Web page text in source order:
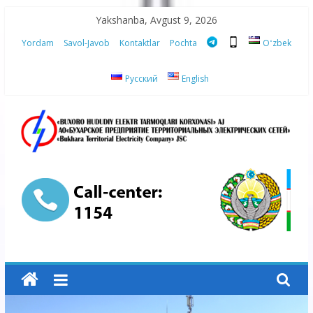
content
Yakshanba, Avgust 9, 2026
Yordam Savol-Javob Kontaktlar Pochta Oʻzbek
Русский English
“Buxoro
hududiy
elektr
tarmoqlari